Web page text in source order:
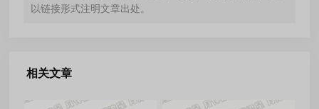
以链接形式注明文章出处。
相关文章